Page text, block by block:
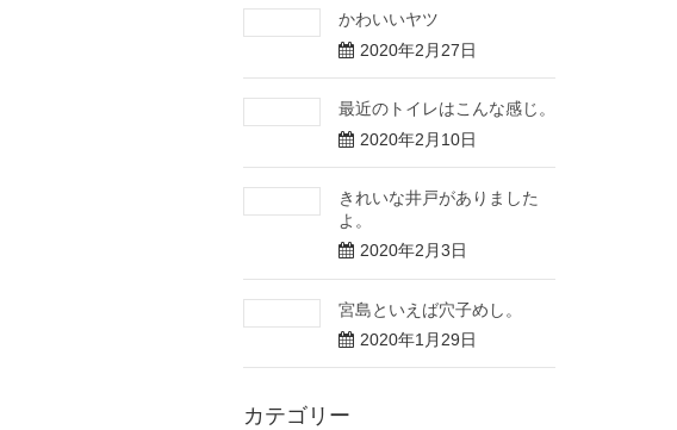
かわいいヤツ
2020年2月27日
最近のトイレはこんな感じ。
2020年2月10日
きれいな井戸がありました
よ。
2020年2月3日
宮島といえば穴子めし。
2020年1月29日
カテゴリー